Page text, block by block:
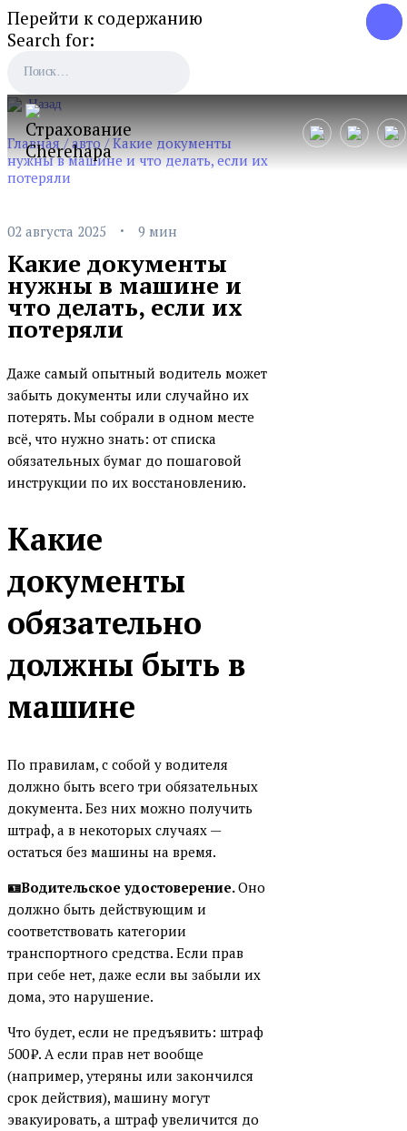
Перейти к содержанию
Search for:
Назад
Главная/авто/Какие документы
нужны в машине и что делать, если их
потеряли
02 августа 2025 · 9 мин
Какие документы
нужны в машине и
что делать, если их
потеряли
Даже самый опытный водитель может
забыть документы или случайно их
потерять. Мы собрали в одном месте
всё, что нужно знать: от списка
обязательных бумаг до пошаговой
инструкции по их восстановлению.
Какие
документы
обязательно
должны быть в
машине
По правилам, с собой у водителя
должно быть всего три обязательных
документа. Без них можно получить
штраф, а в некоторых случаях —
остаться без машины на время.
🪪Водительское удостоверение.Оно
должно быть действующим и
соответствовать категории
транспортного средства. Если прав
при себе нет, даже если вы забыли их
дома, это нарушение.
Что будет, если не предъявить: штраф
500 ₽. А если прав нет вообще
(например, утеряны или закончился
срок действия), машину могут
эвакуировать, а штраф увеличится до